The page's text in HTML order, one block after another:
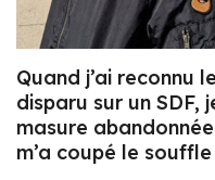
Quand j’ai reconnu
disparu sur un SDF,
masure
m’a coupé le souffle